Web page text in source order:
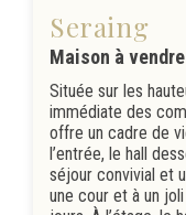
Seraing
Maison à vendre
Située sur les
immédiate des
offre un cadre de
l’entrée, le hall
séjour convivial et
une cour et à un